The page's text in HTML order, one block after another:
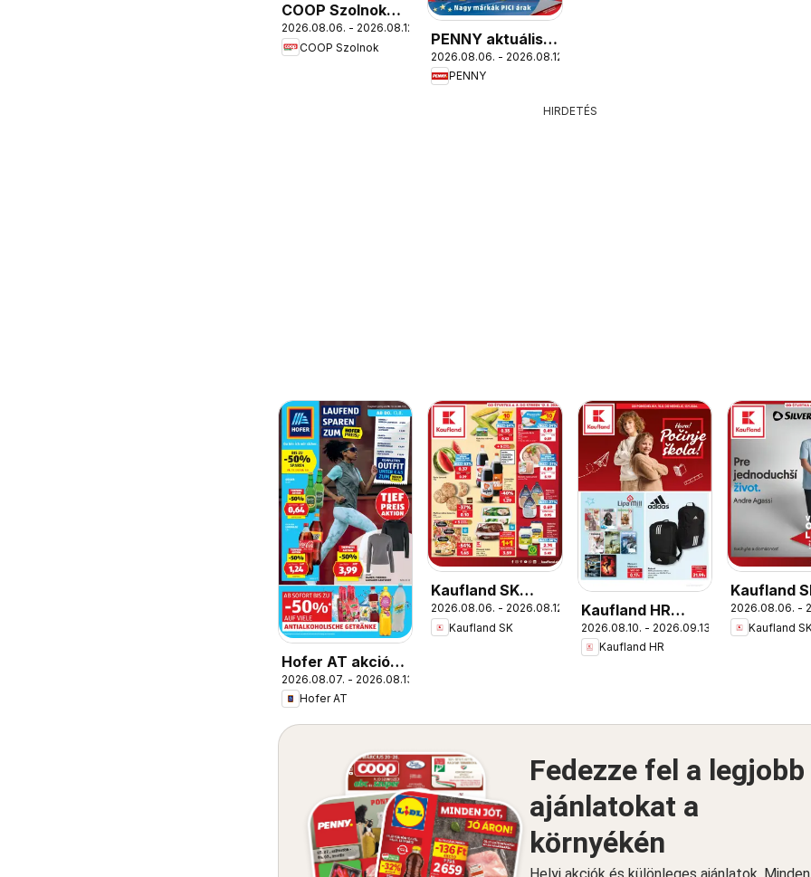
COOP Szolnok
akciós újság
Békésszentandrás
2026.08.06. - 2026.08.12.
COOP Szolnok
PENNY aktuális
akciós újság
2026.08.06. - 2026.08.12.
PENNY
HIRDETÉS
Hofer AT akciós
újság
2026.08.07. - 2026.08.13.
Hofer AT
Kaufland SK
akciós újság
2026.08.06. - 2026.08.12.
Kaufland SK
Kaufland HR
akciós újság
2026.08.10. - 2026.09.13.
Kaufland HR
Kaufland
Nonfood
újság
2026.08.06. -
Kaufland
Fedezze fel a legjobb
ajánlatokat a
környékén
Helyi akciók és különleges ajánlatok.